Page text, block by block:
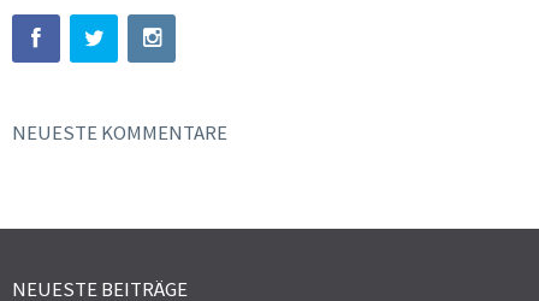
NEUESTE KOMMENTARE
NEUESTE BEITRÄGE